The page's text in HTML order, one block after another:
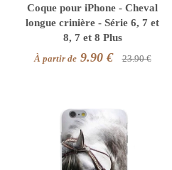
Coque pour iPhone - Cheval
longue crinière - Série 6, 7 et
8, 7 et 8 Plus
À partir de9.90 € 23.90 €